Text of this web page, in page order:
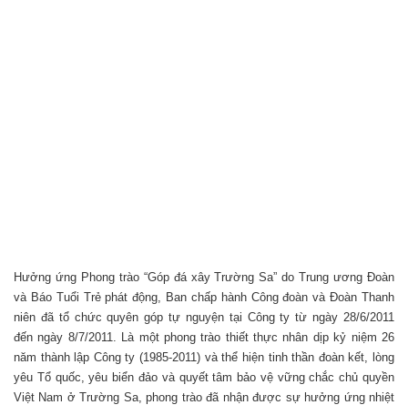
Hưởng ứng Phong trào “Góp đá xây Trường Sa” do Trung ương Đoàn
và Báo Tuổi Trẻ phát động, Ban chấp hành Công đoàn và Đoàn Thanh
niên đã tổ chức quyên góp tự nguyện tại Công ty từ ngày 28/6/2011
đến ngày 8/7/2011. Là một phong trào thiết thực nhân dịp kỷ niệm 26
năm thành lập Công ty (1985-2011) và thể hiện tinh thần đoàn kết, lòng
yêu Tổ quốc, yêu biển đảo và quyết tâm bảo vệ vững chắc chủ quyền
Việt Nam ở Trường Sa, phong trào đã nhận được sự hưởng ứng nhiệt